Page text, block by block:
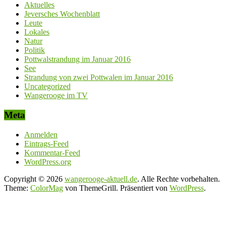
Aktuelles
Jeversches Wochenblatt
Leute
Lokales
Natur
Politik
Pottwalstrandung im Januar 2016
See
Strandung von zwei Pottwalen im Januar 2016
Uncategorized
Wangerooge im TV
Meta
Anmelden
Eintrags-Feed
Kommentar-Feed
WordPress.org
Copyright © 2026 wangerooge-aktuell.de. Alle Rechte vorbehalten.
Theme: ColorMag von ThemeGrill. Präsentiert von WordPress.